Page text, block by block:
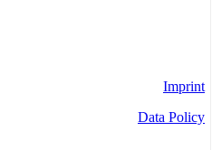
Imprint
Data Policy